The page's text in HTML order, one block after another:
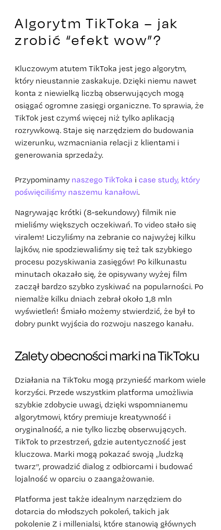
Algorytm TikToka – jak
zrobić “efekt wow”?
Kluczowym atutem TikToka jest jego algorytm,
który nieustannie zaskakuje. Dzięki niemu nawet
konta z niewielką liczbą obserwujących mogą
osiągać ogromne zasięgi organiczne. To sprawia, że
TikTok jest czymś więcej niż tylko aplikacją
rozrywkową. Staje się narzędziem do budowania
wizerunku, wzmacniania relacji z klientami i
generowania sprzedaży.
Przypominamy naszego TikToka i case study, który
poświęciliśmy naszemu kanałowi.
Nagrywając krótki (8-sekundowy) filmik nie
mieliśmy większych oczekiwań. To video stało się
viralem! Liczyliśmy na zebranie co najwyżej kilku
lajków, nie spodziewaliśmy się też tak szybkiego
procesu pozyskiwania zasięgów! Po kilkunastu
minutach okazało się, że opisywany wyżej film
zaczął bardzo szybko zyskiwać na popularności. Po
niemalże kilku dniach zebrał około 1,8 mln
wyświetleń! Śmiało możemy stwierdzić, że był to
dobry punkt wyjścia do rozwoju naszego kanału.
Zalety obecności marki na TikToku
Działania na TikToku mogą przynieść markom wiele
korzyści. Przede wszystkim platforma umożliwia
szybkie zdobycie uwagi, dzięki wspomnianemu
algorytmowi, który premiuje kreatywność i
oryginalność, a nie tylko liczbę obserwujących.
TikTok to przestrzeń, gdzie autentyczność jest
kluczowa. Marki mogą pokazać swoją „ludzką
twarz”, prowadzić dialog z odbiorcami i budować
lojalność w oparciu o zaangażowanie.
Platforma jest także idealnym narzędziem do
dotarcia do młodszych pokoleń, takich jak
pokolenie Z i millenialsi, które stanowią głównych